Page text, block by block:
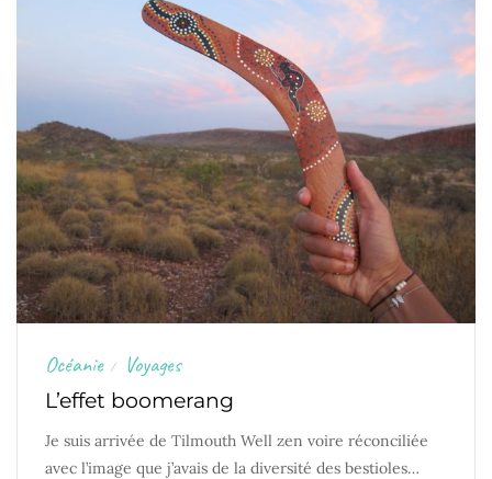
Océanie / Voyages
L’effet boomerang
Je suis arrivée de Tilmouth Well zen voire réconciliée
avec l’image que j’avais de la diversité des bestioles…